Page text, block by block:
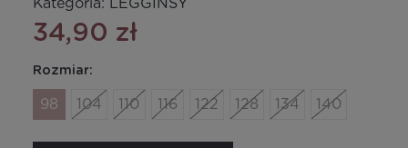
Kategoria: LEGGINSY
34,90 zł
Rozmiar:
98 104 110 116 122 128 134 140